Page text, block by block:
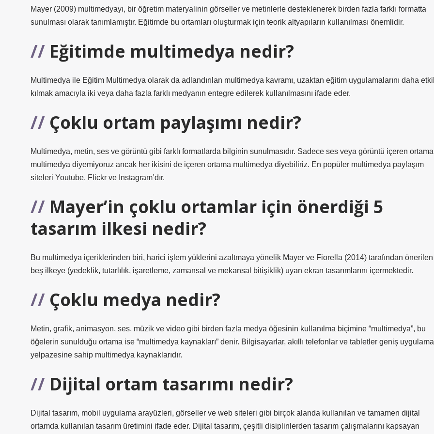
Mayer (2009) multimedyayı, bir öğretim materyalinin görseller ve metinlerle desteklenerek birden fazla farklı formatta
sunulması olarak tanımlamıştır. Eğitimde bu ortamları oluşturmak için teorik altyapıların kullanılması önemlidir.
Eğitimde multimedya nedir?
Multimedya ile Eğitim Multimedya olarak da adlandırılan multimedya kavramı, uzaktan eğitim uygulamalarını daha
kılmak amacıyla iki veya daha fazla farklı medyanın entegre edilerek kullanılmasını ifade eder.
Çoklu ortam paylaşımı nedir?
Multimedya, metin, ses ve görüntü gibi farklı formatlarda bilginin sunulmasıdır. Sadece ses veya görüntü içeren ortama
multimedya diyemiyoruz ancak her ikisini de içeren ortama multimedya diyebiliriz. En popüler multimedya paylaşım
siteleri Youtube, Flickr ve Instagram’dır.
Mayer’in çoklu ortamlar için önerdiği 5
tasarım ilkesi nedir?
Bu multimedya içeriklerinden biri, harici işlem yüklerini azaltmaya yönelik Mayer ve Fiorella (2014) tarafından önerilen
beş ilkeye (yedeklik, tutarlılık, işaretleme, zamansal ve mekansal bitişiklik) uyan ekran tasarımlarını içermektedir.
Çoklu medya nedir?
Metin, grafik, animasyon, ses, müzik ve video gibi birden fazla medya öğesinin kullanılma biçimine “multimedya”, bu
öğelerin sunulduğu ortama ise “multimedya kaynakları” denir. Bilgisayarlar, akıllı telefonlar ve tabletler geniş uygulama
yelpazesine sahip multimedya kaynaklarıdır.
Dijital ortam tasarımı nedir?
Dijital tasarım, mobil uygulama arayüzleri, görseller ve web siteleri gibi birçok alanda kullanılan ve tamamen dijital
ortamda kullanılan tasarım üretimini ifade eder. Dijital tasarım, çeşitli disiplinlerden tasarım çalışmalarını kapsayan